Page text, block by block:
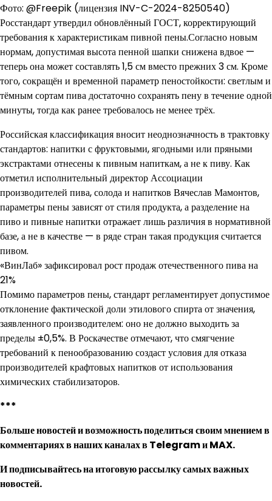
Фото: @Freepik (лицензия INV-C-2024-8250540)
Росстандарт утвердил обновлённый ГОСТ, корректирующий
требования к характеристикам пивной пены.Согласно новым
нормам, допустимая высота пенной шапки снижена вдвое —
теперь она может составлять 1,5 см вместо прежних 3 см. Кроме
того, сокращён и временной параметр пеностойкости: светлым и
тёмным сортам пива достаточно сохранять пену в течение одной
минуты, тогда как ранее требовалось не менее трёх.
Российская классификация вносит неоднозначность в трактовку
стандартов: напитки с фруктовыми, ягодными или пряными
экстрактами отнесены к пивным напиткам, а не к пиву. Как
отметил исполнительный директор Ассоциации
производителей пива, солода и напитков Вячеслав Мамонтов,
параметры пены зависят от стиля продукта, а разделение на
пиво и пивные напитки отражает лишь различия в нормативной
базе, а не в качестве — в ряде стран такая продукция считается
пивом.
«ВинЛаб» зафиксировал рост продаж отечественного пива на
21%
Помимо параметров пены, стандарт регламентирует допустимое
отклонение фактической доли этилового спирта от значения,
заявленного производителем: оно не должно выходить за
пределы ±0,5%. В Роскачестве отмечают, что смягчение
требований к пенообразованию создаст условия для отказа
производителей крафтовых напитков от использования
химических стабилизаторов.
***
Больше новостей и возможность поделиться своим мнением в
комментариях в наших каналах вTelegramиMAX.
Иподписывайтесьна итоговую рассылку самых важных
новостей.